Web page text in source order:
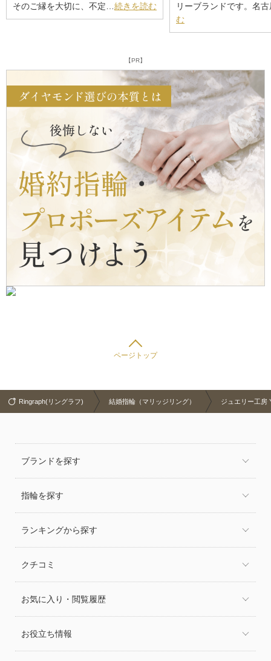
そのご縁を大切に、不定… 続きを読む
リーブランドです。名
む
【PR】
ページトップ
Ringraph(リングラフ) 結婚指輪（マリッジリング） ジュエリー工房
ブランドを探す
指輪を探す
ランキングから探す
クチコミ
お気に入り・閲覧履歴
お役立ち情報